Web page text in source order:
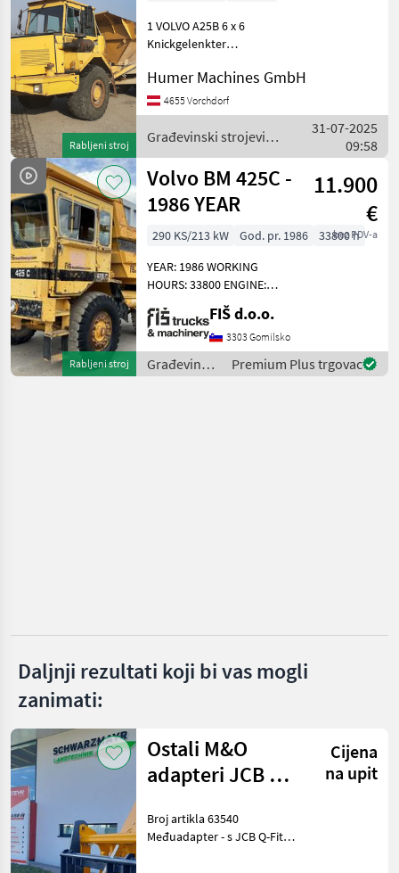
TRENUTNA
STAZA
Izgradnja
Gradevinski
Strojevi
Gradevinski
Damperi
Volvo
ODABERITE
KATEGORIJU
Volvo
Mecalac
Thwaites
Neuson
Poništi
Prikaži 2
rezultata
Rabljeni stroj
1 VOLVO A25B 6 x 6
Knickgelenkter
Baujahr ca. 1992 Ca. 21600
Bstd. lt. Zähler 6-Zylinder
VOLVO - Motor 6 x 6 Antrieb
Lastschaltgetriebe Muld
Humer Machines GmbH
4655 Vorchdorf
Građevinski strojevi /
Volvo
31-07-2025
09:58
Rabljeni stroj
Volvo BM 425C -
1986 YEAR
11.900
€
bez PDV-a
290 KS/213 kW God. pr. 1986
33800 h
YEAR: 1986 WORKING
HOURS: 33800 ENGINE:
DIESEL VOLVO - 213KW 4X4
DRIVE 11.5M3 PAYLOAD
AUTOMATIC GEARBOX (5
GEARS) WEIGHT 17100KG
TYRES 40% DUMPER
FIŠ d.o.o.
3303 Gomilsko
Građevinski
strojevi /
Premium Plus trgovac
Daljnji rezultati koji bi vas mogli
zanimati:
Ostali M&O
adapteri JCB Q -
EURO
standardima
Cijena
na upit
Broj artikla 63540
Međuadapter - s JCB Q-Fit